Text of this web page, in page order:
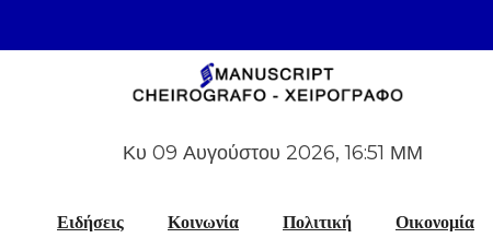
Κυ 09 Αυγούστου 2026, 16:51 ΜΜ
Ειδήσεις Κοινωνία Πολιτική Οικονομία